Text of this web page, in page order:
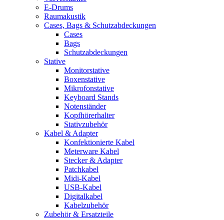
E-Drums
Raumakustik
Cases, Bags & Schutzabdeckungen
Cases
Bags
Schutzabdeckungen
Stative
Monitorstative
Boxenstative
Mikrofonstative
Keyboard Stands
Notenständer
Kopfhörerhalter
Stativzubehör
Kabel & Adapter
Konfektionierte Kabel
Meterware Kabel
Stecker & Adapter
Patchkabel
Midi-Kabel
USB-Kabel
Digitalkabel
Kabelzubehör
Zubehör & Ersatzteile